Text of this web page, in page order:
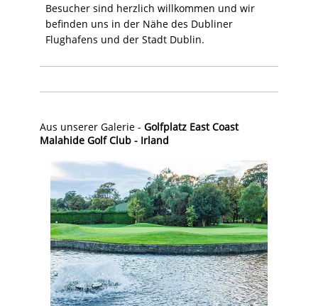
Besucher sind herzlich willkommen und wir
befinden uns in der Nähe des Dubliner
Flughafens und der Stadt Dublin.
Aus unserer Galerie - Golfplatz East Coast
Malahide Golf Club - Irland